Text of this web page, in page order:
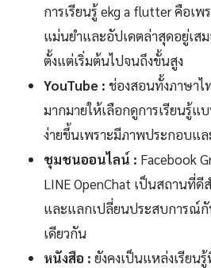
การเรียนรู้ ekg a flutter คือเ
แม่นยำและอัปเดตล่าสุดอยู่เส
ตั้งแต่เริ่มต้นไปจนถึงขั้นสูง
YouTube : ช่องสอนทั้งภาษา
มากมายให้เลือกดูการเรียนรู้แ
ง่ายขึ้นเพราะมีภาพประกอบแ
ชุมชนออนไลน์ : Facebook
LINE OpenChat เป็นสถานที่ดี
และแลกเปลี่ยนประสบการณ์กั
เดียวกัน
หนังสือ : ยังคงเป็นแหล่งเรียน